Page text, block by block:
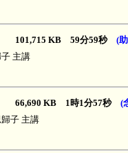
101,715 KB 59分59秒 (
主講
66,690 KB 1時1分57秒 (
子 主講